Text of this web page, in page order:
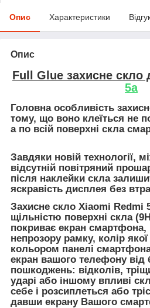
Опис Характеристики
Опис
Full Glue захисне скло
5a
Головна особливість
тому, що воно клеїться не
а по всій поверхні скла
Завдяки новій технології,
відсутній повітряний
після наклейки скла
яскравість дисплея без
Захисне скло Xiaomi Redmi
щільністю поверхні скла
покриває екран
непрозору рамку, колір
кольором панелі
екран вашого телефону від
пошкоджень: відколів,
ударі або іншому впливі
себе і розсиплеться або
давши екрану Вашого